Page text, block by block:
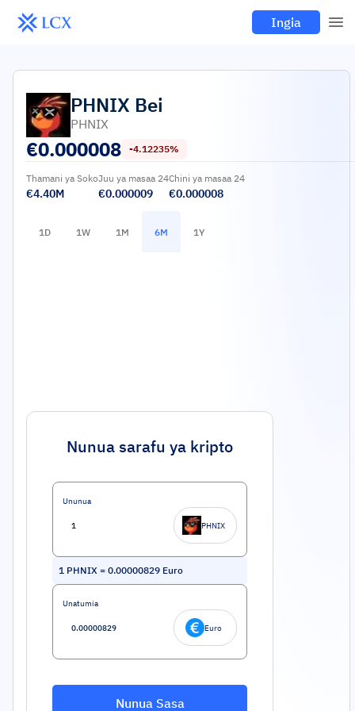
Ingia
PHNIX Bei
PHNIX
€0.000008 -4.12235%
Thamani ya Soko
€4.40M
Juu ya masaa 24
€0.000009
Chini ya masaa 24
€0.000008
1D 1W 1M 6M 1Y
Nunua sarafu ya kripto
Ununua
PHNIX
1 PHNIX = 0.00000829 Euro
Unatumia
Euro
Nunua Sasa